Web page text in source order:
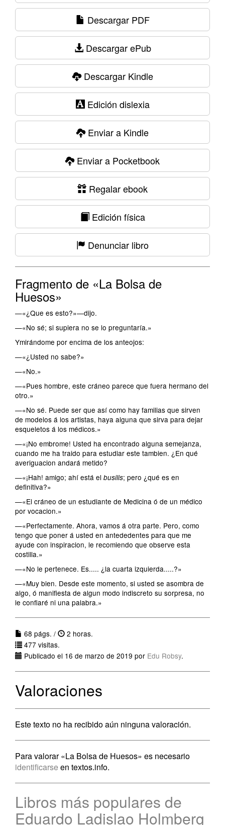
Descargar PDF
Descargar ePub
Descargar Kindle
Edición dislexia
Enviar a Kindle
Enviar a Pocketbook
Regalar ebook
Edición física
Denunciar libro
Fragmento de «La Bolsa de
Huesos»
—«¿Que es esto?»—dijo.
—«No sé; si supiera no se lo preguntaría.»
Ymirándome por encima de los anteojos:
—«¿Usted no sabe?»
—«No.»
—«Pues hombre, este cráneo parece que fuera hermano del
otro.»
—«No sé. Puede ser que así como hay familias que sirven
de modelos á los artistas, haya alguna que sirva para dejar
esqueletos á los médicos.»
—«¡No embrome! Usted ha encontrado alguna semejanza,
cuando me ha traido para estudiar este tambien. ¿En qué
averiguacion andará metido?
—«¡Hah! amigo; ahí está el busilis; pero ¿qué es en
definitiva?»
—«El cráneo de un estudiante de Medicina ó de un médico
por vocacion.»
—«Perfectamente. Ahora, vamos á otra parte. Pero, como
tengo que poner á usted en antededentes para que me
ayude con inspiracion, le recomiendo que observe esta
costilla.»
—«No le pertenece. Es..... ¿la cuarta izquierda.....?»
—«Muy bien. Desde este momento, si usted se asombra de
algo, ó manifiesta de algun modo indiscreto su sorpresa, no
le confiaré ni una palabra.»
68 págs. /
2 horas.
477 visitas.
Publicado el 16 de marzo de 2019 por Edu Robsy.
Valoraciones
Este texto no ha recibido aún ninguna valoración.
Para valorar «La Bolsa de Huesos» es necesario
identificarse en textos.info.
Libros más populares de
Eduardo Ladislao Holmberg